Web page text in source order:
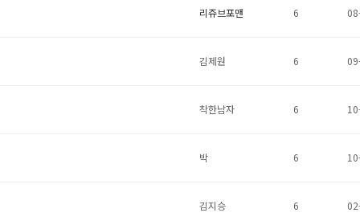
리쥬브포맨 6
김제원 6
착한남자 6
박 6
김지승 6